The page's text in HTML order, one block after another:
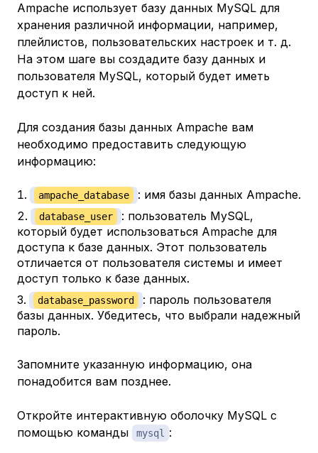
Ampache использует базу данных MySQL для
хранения различной информации, например,
плейлистов, пользовательских настроек и т. д.
На этом шаге вы создадите базу данных и
пользователя MySQL, который будет иметь
доступ к ней.
Для создания базы данных Ampache вам
необходимо предоставить следующую
информацию:
ampache_database : имя базы данных Ampache.
database_user
: пользователь MySQL,
который будет использоваться Ampache для
доступа к базе данных. Этот пользователь
отличается от пользователя системы и имеет
доступ только к базе данных.
database_password
: пароль пользователя
базы данных. Убедитесь, что выбрали надежный
пароль.
Запомните указанную информацию, она
понадобится вам позднее.
Откройте интерактивную оболочку MySQL с
помощью команды
mysql :